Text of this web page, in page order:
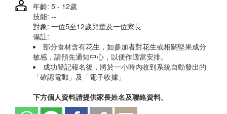
年齡: 5 - 12歲
技能: --
對象: 一位5至12歲兒童及一位家長
備註:
部分食材含有花生，如參加者對花生或相關堅果成分
敏感，請預先通知中心，以便作適當安排。
成功登記報名後，將於一小時內收到系統自動發出的
「確認電郵」及「電子收據」
下方個人資料請提供家長姓名及聯絡資料。